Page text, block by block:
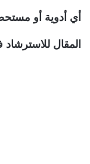
أي أدوية أو
المقال